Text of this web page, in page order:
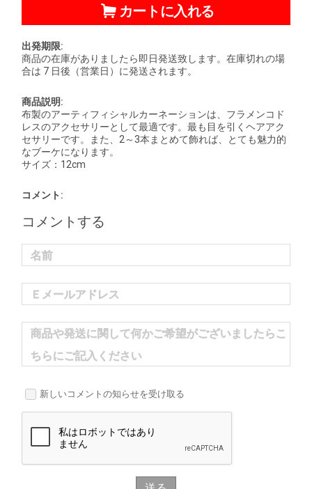
カートに入れる
出発期限:
商品の在庫がありましたら即日発送致します。在庫切れの場
合は 7 日後（営業日）に発送されます。
商品説明:
布製のアーティフィシャルカーネーションは、フラメンコド
レスのアクセサリーとして最適です。最も目を引くヘアアク
セサリーです。また、2～3本まとめて飾れば、とても魅力的
なブーケになります。
サイズ：12cm
コメント:
コメントする
名前
Ｅメールアドレス
商品や発送に関して何かご希望がございましたらこ
ちらにご記入ください
新しいコメントの知らせを受け取る